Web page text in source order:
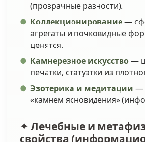
(прозрачные разности).
Коллекционирование—
агрегаты и почковидные
ценятся.
Камнерезное искусство—
печатки, статуэтки из
Эзотерика и медитации —
«камнем ясновидения»
✦ Лечебные и
свойства